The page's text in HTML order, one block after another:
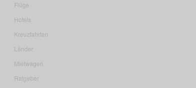
Flüge
Hotels
Kreuzfahrten
Länder
Mietwagen
Ratgeber